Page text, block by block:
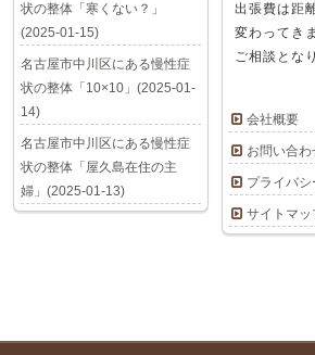
出張費は距
変わってき
ご相談とな
会社概要
お問い合わ
プライバ
サイトマッ
状の整体「寒くない？」
(2025-01-15)
名古屋市中川区にある慢性症
状の整体「10×10」(2025-01-
14)
名古屋市中川区にある慢性症
状の整体「屋久島在住の主
婦」(2025-01-13)